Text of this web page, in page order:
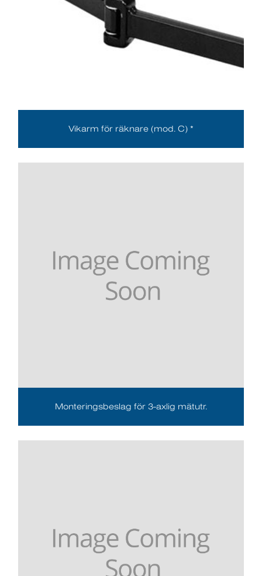
Vikarm för räknare (mod. C) *
Monteringsbeslag för 3-axlig mätutr.